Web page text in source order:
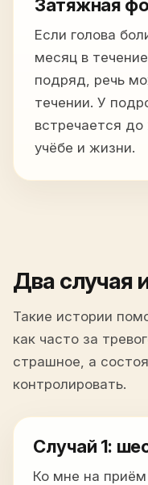
Затяжная
Если голова
месяц в
подряд, речь
течении. У
встречается
учёбе и жизни.
Два случая
Такие истории
как часто за
страшное, а
контролировать.
Случай 1:
Ко мне на